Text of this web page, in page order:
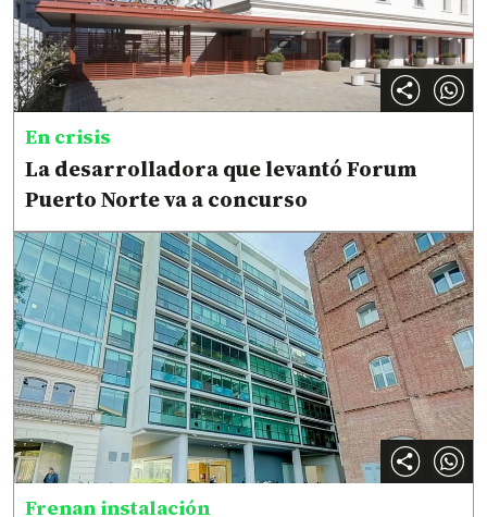
En crisis
La desarrolladora que levantó Forum
Puerto Norte va a concurso
Frenan instalación